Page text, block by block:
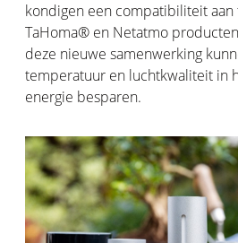
kondigen een compatibiliteit aan
TaHoma® en Netatmo
deze nieuwe samenwerking
temperatuur en luchtkwaliteit in
energie besparen.